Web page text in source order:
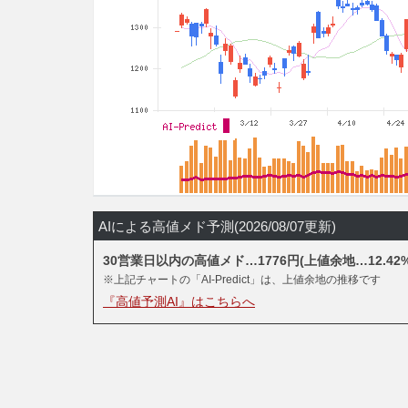
AIによる高値メド予測(2026/08/07更新)
30営業日以内の高値メド…1776円(上値余地
※上記チャートの「AI-Predict」は、上値余地の推移です
『高値予測AI』はこちらへ